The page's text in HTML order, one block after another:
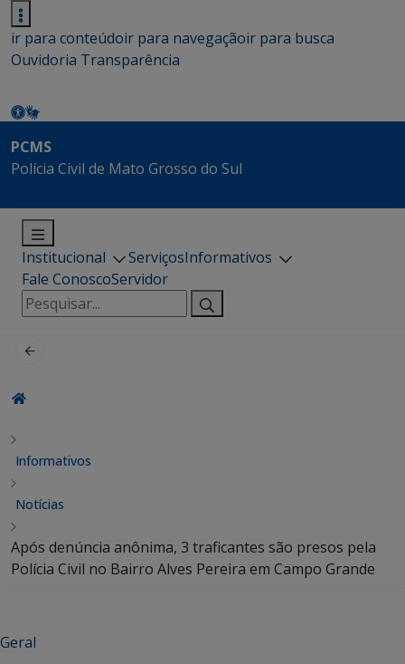
ir para conteúdoir para navegaçãoir para busca
Ouvidoria Transparência
PCMS
Polícia Civil de Mato Grosso do Sul
Institucional ServiçosInformativos
Fale ConoscoServidor
Pesquisar
por:
Informativos
Notícias
Após denúncia anônima, 3 traficantes são presos pela
Polícia Civil no Bairro Alves Pereira em Campo Grande
Geral